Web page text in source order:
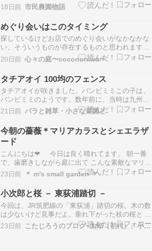
12（土曜日）AI予想 11、4、12、9、13下位人気
馬にもチャンスあり近年は好走馬の前走が多様化
枠番別成績に特徴あり外枠有利小柄な馬は過信禁
物450kg以上有利夏は牝馬結果小倉…
18日前 市民農園物語
めぐり会いはこのタイミング
探しているけどお店でのめぐり会いがなかなかな
い、そういうものが存在するものと思われます。
それにはいくつかの理由があると思います。ひと
つは通販型のショップにおおよそ行ってしまって
いるということ、それについては余剰が出ないと
花市場にまわってこないというものがそれなりに
あります。別の理…
20日前 心々の庭〜cocononiwa〜
タチアオイ 100均のフェンス
タチアオイが咲きました。バンビミミこの子は、
バンビミミのようです。数年前に、当時は九州に
お住まいだったブロ友さんから、タチアオイの苗
を送っていただいて、バンビマヤと名付けて、た
いせつに育ててきました。バンビマヤそのマヤち
ゃんからのこぼれ種で、親から少し離れたところ
で新しいタチアオ…
21日前 バラと雑草・小さな菜園と
今朝の薔薇＊マリアカラスとシェエラザ
ード
こんにちは❤ 今日は良く晴れてます。 朝一番
で、歯磨きしながら庭に出て こんな素敵なマリア
カラスの姿に見とれました^^ 先日、二つ咲い
て、それが終わって また二つ、始まっています。
ちょっとずつの花ですけど マリアカラスの色と姿
は存在感大きくて とっても目立つんです…
23日前 ＊ m's small garden ＊
小次郎と桜 － 東荻浦踏切 －
今回は、JR筑肥線の「東荻浦」踏切の桜。木の数
は少ないけど見事だよ。垂れ下がった枝の桜と 電
車のコラボがいいねえ。ん？ ボク（小次郎）がジ
ャマだって？ ＜2019年4月4日＞ ◇ 木が大きいの
23日前 こたじろうのブログ−太郎（初代）、小太郎（二代）…